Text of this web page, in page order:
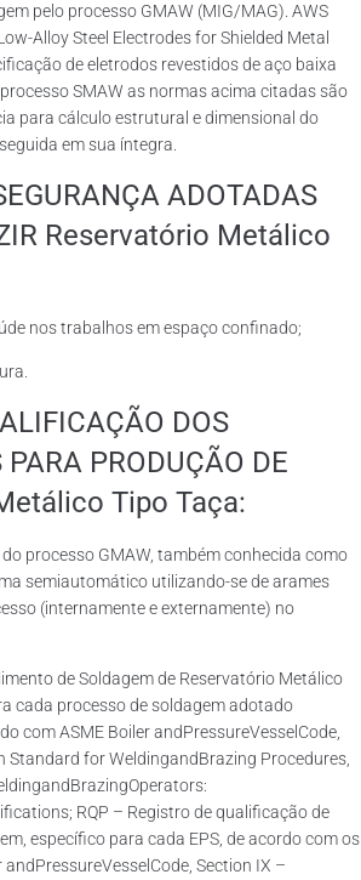
pelo processo GMAW (MIG/MAG). AWS
Alloy Steel Electrodes for Shielded Metal
de eletrodos revestidos de aço baixa
SMAW as normas acima citadas são
para cálculo estrutural e dimensional do
em sua íntegra.
ADOTADAS
Reservatório Metálico
nos trabalhos em espaço confinado;
DOS
PARA PRODUÇÃO DE
Tipo Taça:
processo GMAW, também conhecida como
semiautomático utilizando-se de arames
(internamente e externamente) no
de Soldagem de Reservatório Metálico
cada processo de soldagem adotado
com ASME Boiler andPressureVesselCode,
Standard for WeldingandBrazing Procedures,
RQP – Registro de qualificação de
específico para cada EPS, de acordo com os
Section IX –